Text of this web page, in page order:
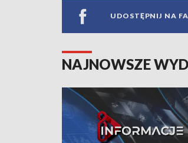
UDOSTĘPNIJ NA
NAJNOWSZE